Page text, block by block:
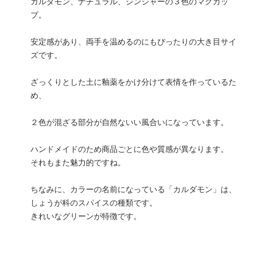
カルダモン、ナチュラル、ジンジャーの３色のマグカッ
プ。
安定感があり、両手を温めるのにもぴったりの大き目サイ
ズです。
ざっくりとした土に釉薬をかけ分けて表情を作っているた
め、
２色が混ざる部分が自然ないい風合いになっています。
ハンドメイドのため商品ごとに色や質感が異なります。
それもまた魅力的ですね。
ちなみに、カラーの名前になっている「カルダモン」は、
しょうが科のスパイスの種類です。
きれいなグリーンが特徴です。